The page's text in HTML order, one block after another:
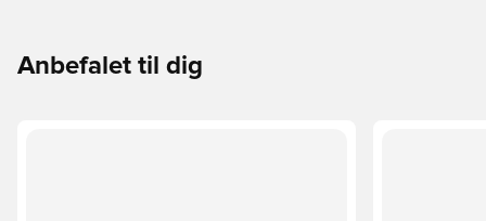
Anbefalet til dig